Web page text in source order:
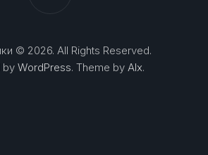
© 2026. All Rights Reserved.
by WordPress. Theme by Alx.